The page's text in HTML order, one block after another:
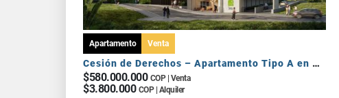
Apartamento Venta
Cesión de Derechos – Apartamento Tipo A en Seroa | Avenida Centenario
$580.000.000 COP | Venta
$3.800.000 COP | Alquiler